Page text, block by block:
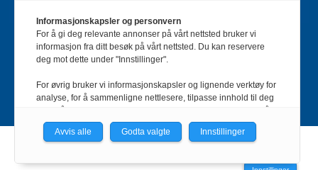
Jakt & Fiske er landets største og eldste magasin for
jakt- og fiskeinteresserte med 195 000 månedlige
Bladet er en månedlig publikasjon og utgis av Norges
Jeger- og Fiskerforbund.
Meld deg inn her
Informasjonskapsler og personvern
For å gi deg relevante annonser på vårt nettsted bruker vi
informasjon fra ditt besøk på vårt nettsted. Du kan reservere
deg mot dette under "Innstillinger".
For øvrig bruker vi informasjonskapsler og lignende verktøy for
analyse, for å sammenligne nettlesere, tilpasse innhold til deg
personvernerklæring.
du få relevante annonser på nettstedene til medlemmene i
Avvis alle Godta valgte Innstillinger